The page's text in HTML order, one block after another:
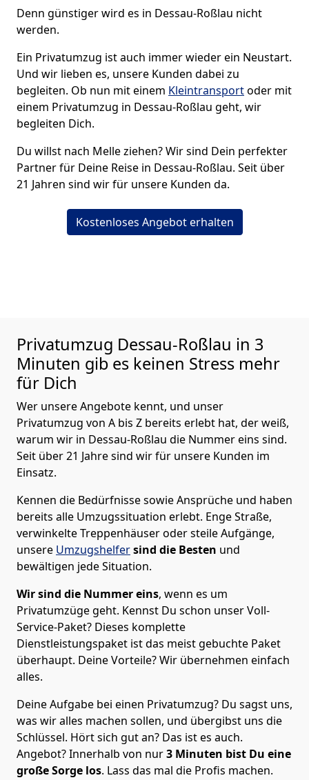
Denn günstiger wird es in Dessau-Roßlau nicht
werden.
Ein Privatumzug ist auch immer wieder ein Neustart.
Und wir lieben es, unsere Kunden dabei zu
begleiten. Ob nun mit einem Kleintransportoder mit
einem Privatumzug in Dessau-Roßlau geht, wir
begleiten Dich.
Du willst nach Melle ziehen? Wir sind Dein perfekter
Partner für Deine Reise in Dessau-Roßlau. Seit über
21 Jahren sind wir für unsere Kunden da.
Kostenloses Angebot erhalten
Privatumzug Dessau-Roßlau in 3
Minuten gib es keinen Stress mehr
für Dich
Wer unsere Angebote kennt, und unser
Privatumzug von A bis Z bereits erlebt hat, der weiß,
warum wir in Dessau-Roßlau die Nummer eins sind.
Seit über 21 Jahre sind wir für unsere Kunden im
Einsatz.
Kennen die Bedürfnisse sowie Ansprüche und haben
bereits alle Umzugssituation erlebt. Enge Straße,
verwinkelte Treppenhäuser oder steile Aufgänge,
unsere Umzugshelfersind die Besten und
bewältigen jede Situation.
Wir sind die Nummer eins, wenn es um
Privatumzüge geht. Kennst Du schon unser Voll-
Service-Paket? Dieses komplette
Dienstleistungspaket ist das meist gebuchte Paket
überhaupt. Deine Vorteile? Wir übernehmen einfach
alles.
Deine Aufgabe bei einen Privatumzug? Du sagst uns,
was wir alles machen sollen, und übergibst uns die
Schlüssel. Hört sich gut an? Das ist es auch.
Angebot? Innerhalb von nur3 Minuten bist Du eine
große Sorge los. Lass das mal die Profis machen.